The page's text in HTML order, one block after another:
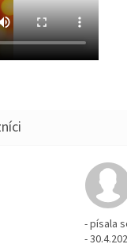
je 5 z 5 hviezdičiek.
- písala
-